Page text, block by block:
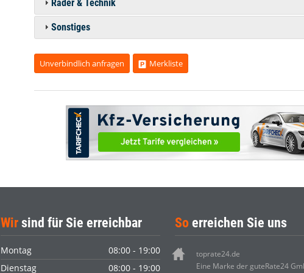
Räder & Technik
Sonstiges
Unverbindlich anfragen Merkliste
Wirsind für Sie erreichbar
Montag
08:00 - 19:00
Dienstag
08:00 - 19:00
So erreichen Sie uns
toprate24.de
Eine Marke der guteRate24